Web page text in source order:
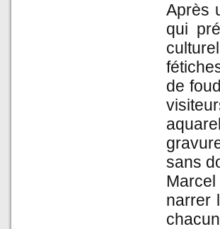
Après
qui
de
sans
narrer